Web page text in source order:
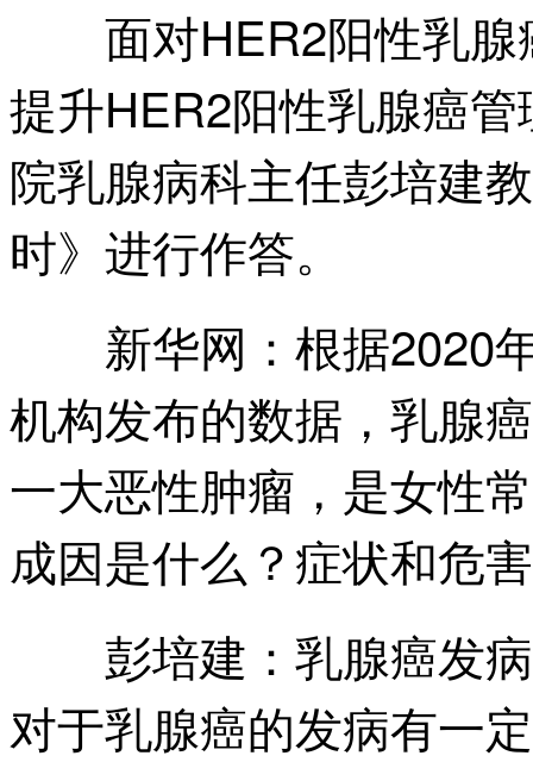
面对HER2阳性乳腺
提升HER2阳性乳腺癌
院乳腺病科主任彭培建
时》进行作答。
新华网： 根据2020
机构发布的数据，乳腺
一大恶性肿瘤，是女性
成因是什么？症状和危
彭培建： 乳腺癌发
对于乳腺癌的发病有一